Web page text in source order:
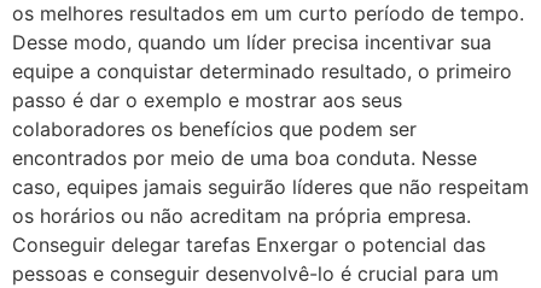
os melhores resultados em um curto período de tempo.
Desse modo, quando um líder precisa incentivar sua
equipe a conquistar determinado resultado, o primeiro
passo é dar o exemplo e mostrar aos seus
colaboradores os benefícios que podem ser
encontrados por meio de uma boa conduta. Nesse
caso, equipes jamais seguirão líderes que não respeitam
os horários ou não acreditam na própria empresa.
Conseguir delegar tarefas Enxergar o potencial das
pessoas e conseguir desenvolvê-lo é crucial para um